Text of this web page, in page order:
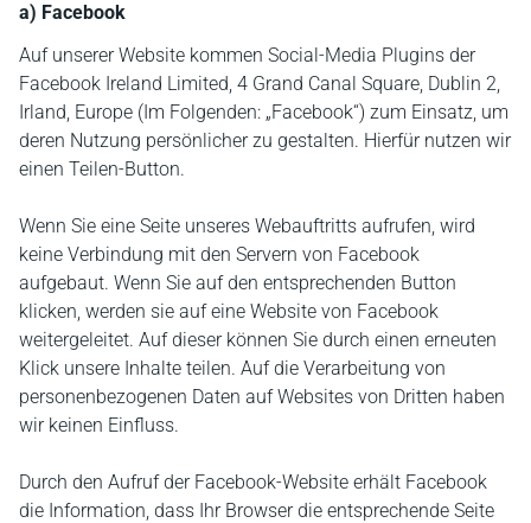
a) Facebook
Auf unserer Website kommen Social-Media Plugins der
Facebook Ireland Limited, 4 Grand Canal Square, Dublin 2,
Irland, Europe (Im Folgenden: „Facebook“) zum Einsatz, um
deren Nutzung persönlicher zu gestalten. Hierfür nutzen wir
einen Teilen-Button.
Wenn Sie eine Seite unseres Webauftritts aufrufen, wird
keine Verbindung mit den Servern von Facebook
aufgebaut. Wenn Sie auf den entsprechenden Button
klicken, werden sie auf eine Website von Facebook
weitergeleitet. Auf dieser können Sie durch einen erneuten
Klick unsere Inhalte teilen. Auf die Verarbeitung von
personenbezogenen Daten auf Websites von Dritten haben
wir keinen Einfluss.
Durch den Aufruf der Facebook-Website erhält Facebook
die Information, dass Ihr Browser die entsprechende Seite